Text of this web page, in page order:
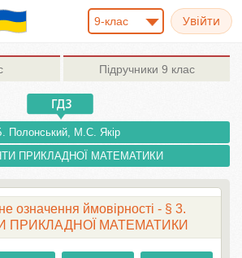
9-клас
Підручники 9 клас
Полонський, М.С. Якір
ПРИКЛАДНОЇ МАТЕМАТИКИ
означення ймовірності - § 3.
ПРИКЛАДНОЇ МАТЕМАТИКИ